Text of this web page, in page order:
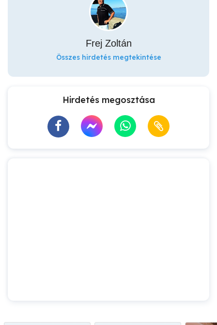
Frej Zoltán
Összes hirdetés megtekintése
Hirdetés megosztása